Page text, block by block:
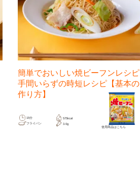
簡単でおいしい焼ビーフンレシピ
手間いらずの時短レシピ【基本の
作り方】
15分
575kcal
フライパン
3.0g
使用商品は こちら